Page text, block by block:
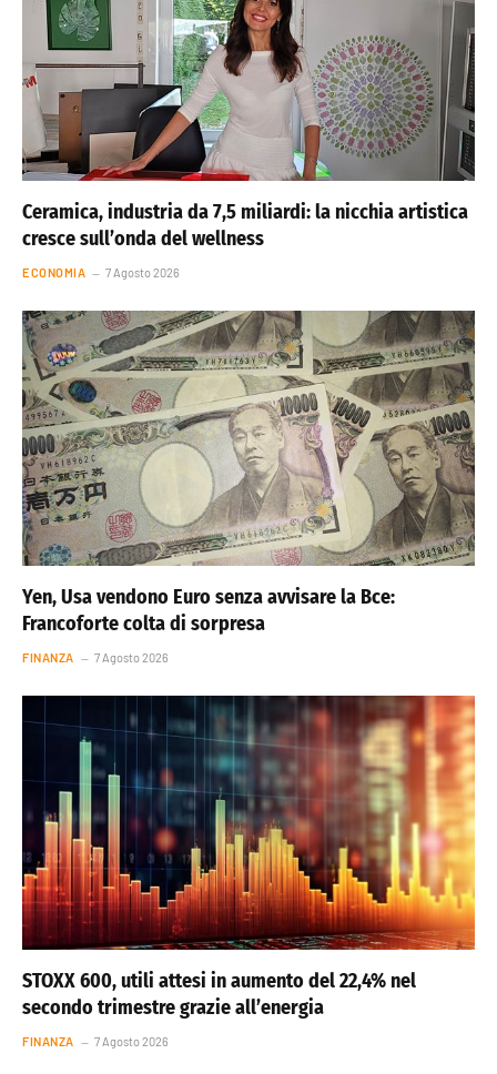
Ceramica, industria da 7,5 miliardi: la nicchia artistica
cresce sull’onda del wellness
ECONOMIA 7 Agosto 2026
Yen, Usa vendono Euro senza avvisare la Bce:
Francoforte colta di sorpresa
FINANZA 7 Agosto 2026
STOXX 600, utili attesi in aumento del 22,4% nel
secondo trimestre grazie all’energia
FINANZA 7 Agosto 2026